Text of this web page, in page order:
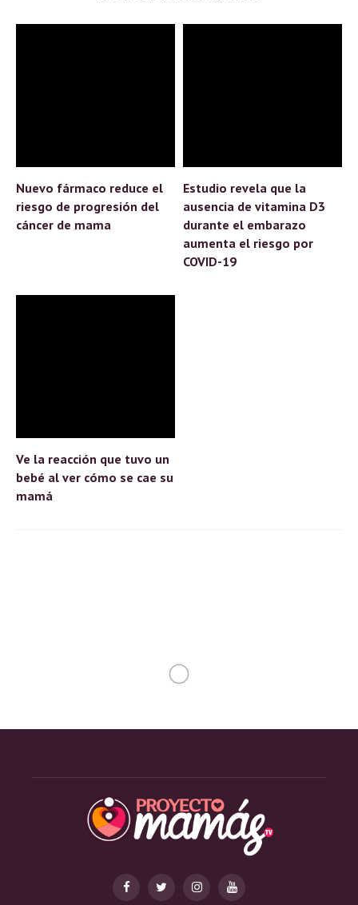
Nuevo fármaco reduce el
riesgo de progresión del
cáncer de mama
Estudio revela que la
ausencia de vitamina D3
durante el embarazo
aumenta el riesgo por
COVID-19
Ve la reacción que tuvo un
bebé al ver cómo se cae su
mamá